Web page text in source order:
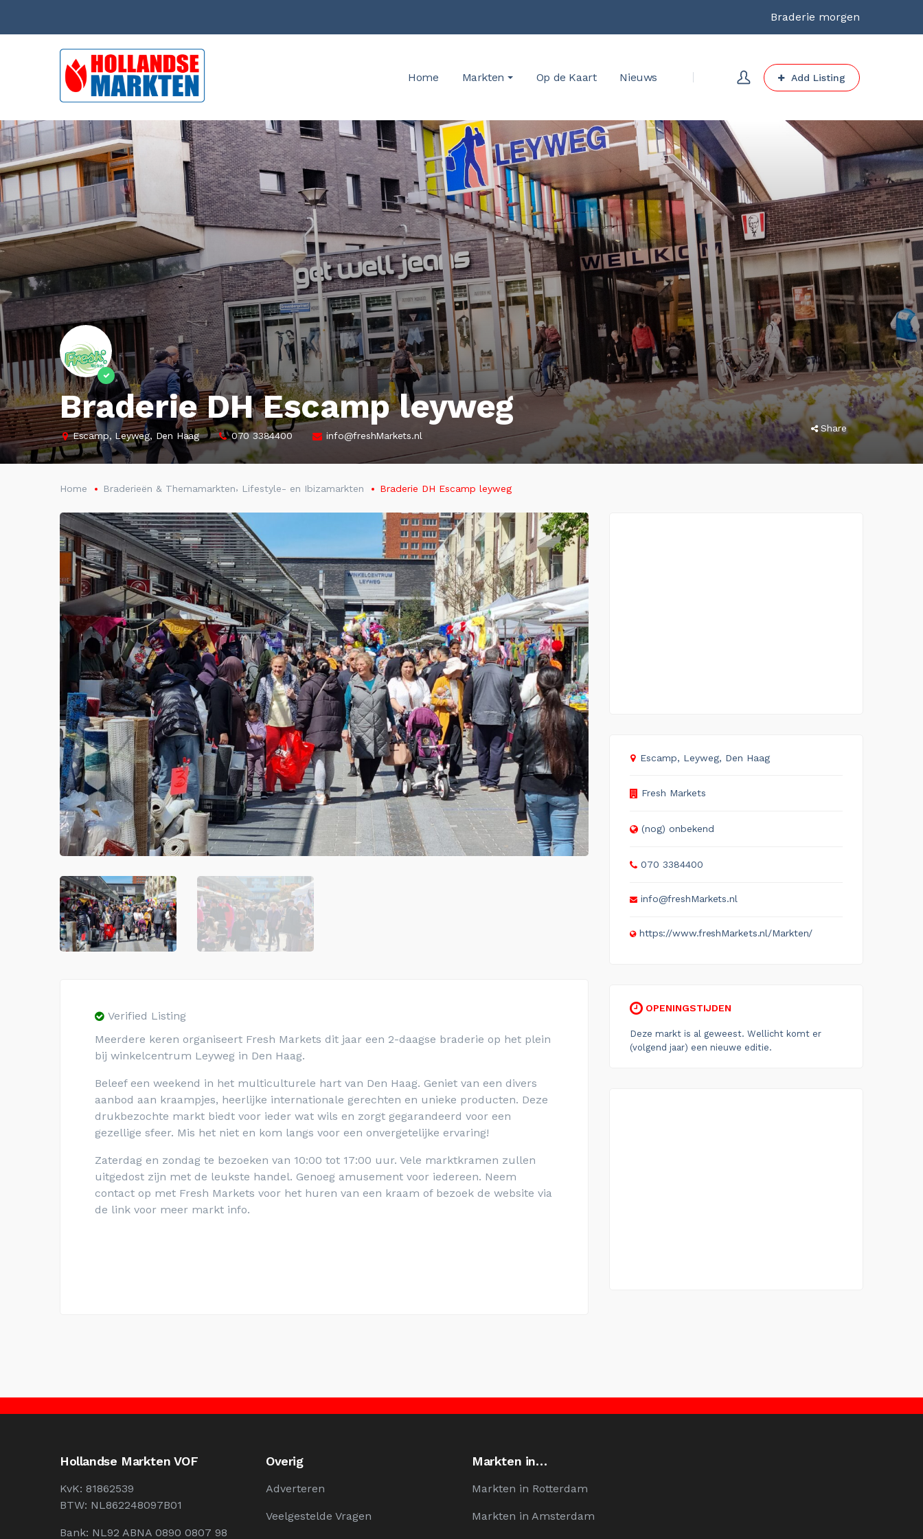
Braderie morgen
Home Markten Op de Kaart Nieuws Add Listing
Braderie DH Escamp leyweg
Escamp, Leyweg, Den Haag 070 3384400 info@freshMarkets.nl
Share
Home Braderieën & Themamarkten, Lifestyle- en Ibizamarkten Braderie DH Escamp leyweg
Verified Listing
Meerdere keren organiseert Fresh Markets dit jaar een 2-daagse braderie op het plein
bij winkelcentrum Leyweg in Den Haag.
Beleef een weekend in het multiculturele hart van Den Haag. Geniet van een divers
aanbod aan kraampjes, heerlijke internationale gerechten en unieke producten. Deze
drukbezochte markt biedt voor ieder wat wils en zorgt gegarandeerd voor een
gezellige sfeer. Mis het niet en kom langs voor een onvergetelijke ervaring!
Zaterdag en zondag te bezoeken van 10:00 tot 17:00 uur. Vele marktkramen zullen
uitgedost zijn met de leukste handel. Genoeg amusement voor iedereen. Neem
contact op met Fresh Markets voor het huren van een kraam of bezoek de website via
de link voor meer markt info.
Escamp, Leyweg, Den Haag
Fresh Markets
(nog) onbekend
070 3384400
info@freshMarkets.nl
https://www.freshMarkets.nl/Markten/
OPENINGSTIJDEN
Deze markt is al geweest. Wellicht komt er
(volgend jaar) een nieuwe editie.
Hollandse Markten VOF
KvK: 81862539
BTW: NL862248097B01
Bank: NL92 ABNA 0890 0807 98
Overig
Adverteren
Veelgestelde Vragen
Markten in…
Markten in Rotterdam
Markten in Amsterdam